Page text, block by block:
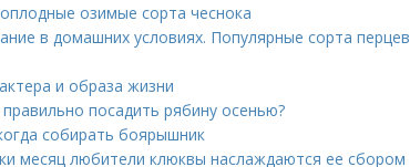
озимые сорта чеснока
в домашних условиях. Популярные сорта перцев
и образа жизни
посадить рябину осенью?
собирать боярышник
месяц любители клюквы наслаждаются ее сбором